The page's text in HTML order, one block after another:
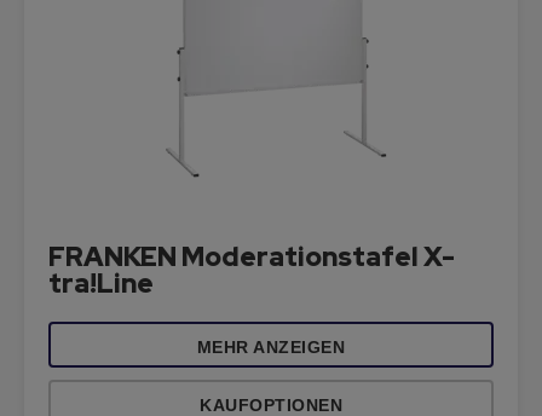
FRANKEN Moderationstafel X-
tra!Line
MEHR ANZEIGEN
KAUFOPTIONEN